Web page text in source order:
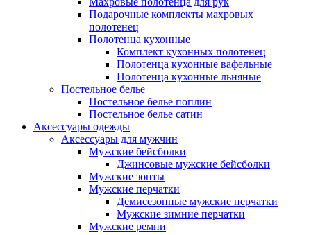
Подарочные комплекты махровых
полотенец
Полотенца кухонные
Комплект кухонных полотенец
Полотенца кухонные вафельные
Полотенца кухонные льняные
Постельное белье
Постельное белье поплин
Постельное белье сатин
Аксессуары одежды
Аксессуары для мужчин
Мужские бейсболки
Джинсовые мужские бейсболки
Мужские зонты
Мужские перчатки
Демисезонные мужские перчатки
Мужские зимние перчатки
Мужские ремни